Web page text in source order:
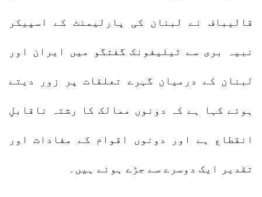
قالیباف نے لبنان کی پارلیمنٹ کے اسپیکر
نبیہ بری سے ٹیلیفونک گفتگو میں ایران اور
لبنان کے درمیان گہرے تعلقات پر زور دیتے
ہوئے کہا ہے کہ دونوں ممالک کا رشتہ ناقابلِ
انقطاع ہے اور دونوں اقوام کے مفادات اور
تقدیر ایک دوسرے سے جڑے ہوئے ہیں۔